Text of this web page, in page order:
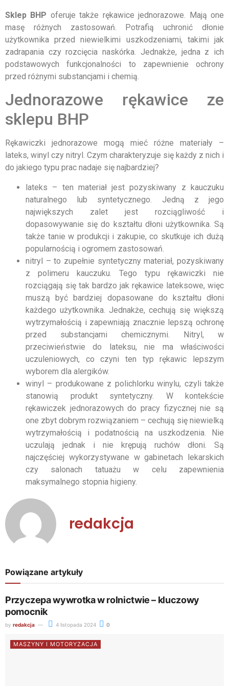
Sklep BHP oferuje także rękawice jednorazowe. Mają one
masę różnych zastosowań. Potrafią uchronić dłonie
użytkownika przed niewielkimi uszkodzeniami, takimi jak
zadrapania czy rozcięcia naskórka. Jednakże, jedna z ich
podstawowych funkcjonalności to zapewnienie ochrony
przed różnymi substancjami i chemią.
Jednorazowe rękawice ze
sklepu BHP
Rękawiczki jednorazowe mogą mieć różne materiały –
lateks, winyl czy nitryl. Czym charakteryzuje się każdy z nich i
do jakiego typu prac nadaje się najbardziej?
lateks – ten materiał jest pozyskiwany z kauczuku
naturalnego lub syntetycznego. Jedną z jego
największych zalet jest rozciągliwość i
dopasowywanie się do kształtu dłoni użytkownika. Są
także tanie w produkcji i zakupie, co skutkuje ich dużą
popularnością i ogromem zastosowań.
nitryl – to zupełnie syntetyczny materiał, pozyskiwany
z polimeru kauczuku. Tego typu rękawiczki nie
rozciągają się tak bardzo jak rękawice lateksowe, więc
muszą być bardziej dopasowane do kształtu dłoni
każdego użytkownika. Jednakże, cechują się większą
wytrzymałością i zapewniają znacznie lepszą ochronę
przed substancjami chemicznymi. Nitryl, w
przeciwieństwie do lateksu, nie ma właściwości
uczuleniowych, co czyni ten typ rękawic lepszym
wyborem dla alergików.
winyl – produkowane z polichlorku winylu, czyli także
stanowią produkt syntetyczny. W kontekście
rękawiczek jednorazowych do pracy fizycznej nie są
one zbyt dobrym rozwiązaniem – cechują się niewielką
wytrzymałością i podatnością na uszkodzenia. Nie
uczulają jednak i nie krępują ruchów dłoni. Są
najczęściej wykorzystywane w gabinetach lekarskich
czy salonach tatuażu w celu zapewnienia
maksymalnego stopnia higieny.
redakcja
Powiązane artykuły
Przyczepa wywrotka w rolnictwie – kluczowy
pomocnik
by redakcja 4 listopada 2024 0
MASZYNY I MOTORYZACJA